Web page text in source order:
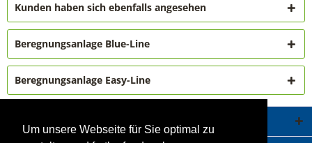
Um unsere Webseite für Sie optimal zu
Kunden haben sich ebenfalls angesehen
Beregnungsanlage Blue-Line
Beregnungsanlage Easy-Line
Service Hotline